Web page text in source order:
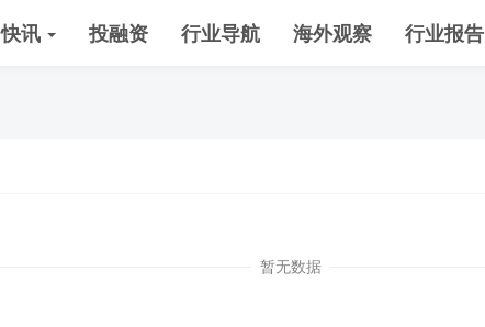
快讯 投融资 行业导航 海外观察 行业报告
暂无数据